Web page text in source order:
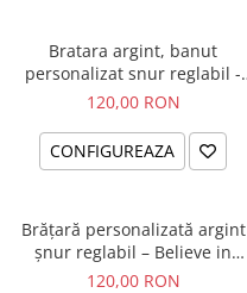
Bratara argint, banut
personalizat snur reglabil -
Simbol Unconditional Love
120,00 RON
CONFIGUREAZA
Brățară personalizată argint
șnur reglabil – Believe in
Yourself
120,00 RON